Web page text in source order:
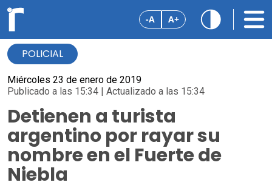
-A A+
POLICIAL
Miércoles 23 de enero de 2019
Publicado a las 15:34 | Actualizado a las 15:34
Detienen a turista
argentino por rayar su
nombre en el Fuerte de
Niebla